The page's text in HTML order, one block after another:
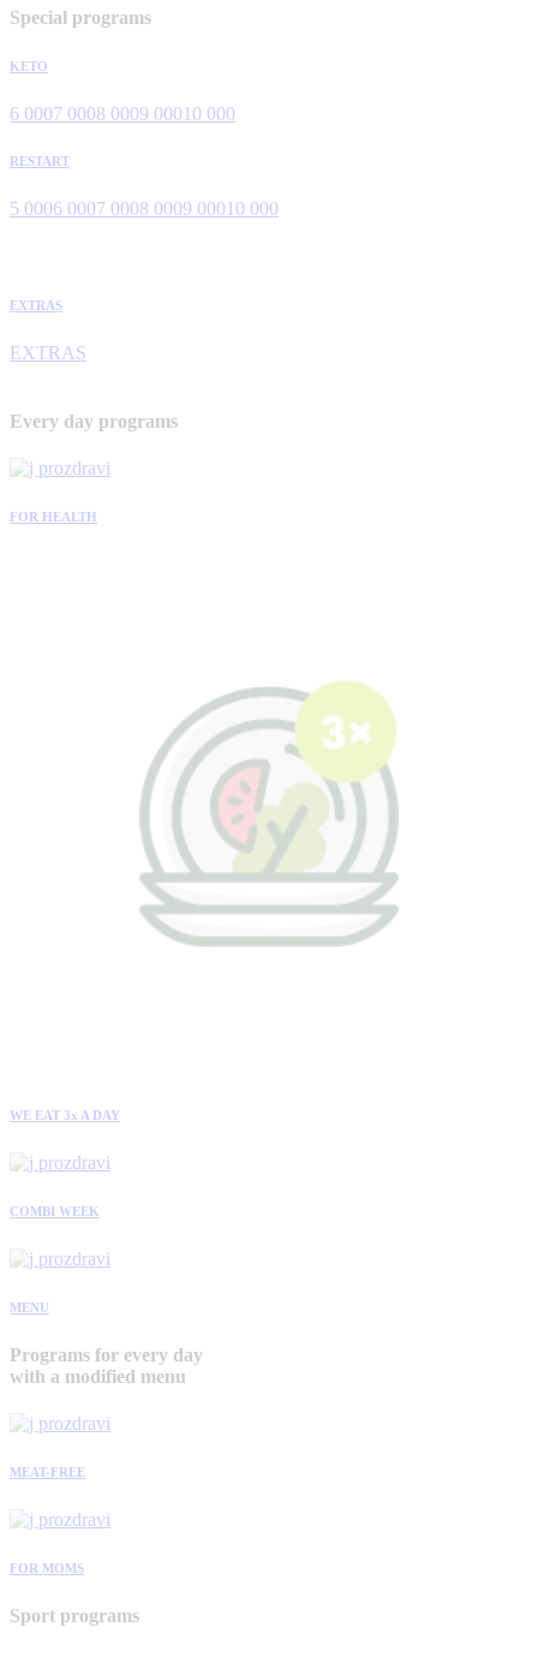
Special programs
KETO
6 0007 0008 0009 00010 000
RESTART
5 0006 0007 0008 0009 00010 000
EXTRAS
EXTRAS
Every day programs
FOR HEALTH
WE EAT 3x A DAY
COMBI WEEK
MENU
Programs for every day
with a modified menu
MEAT-FREE
FOR MOMS
Sport programs